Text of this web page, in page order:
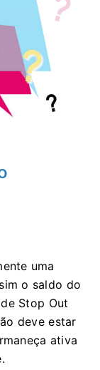
uma
o saldo do
Stop Out
deve estar
ativa